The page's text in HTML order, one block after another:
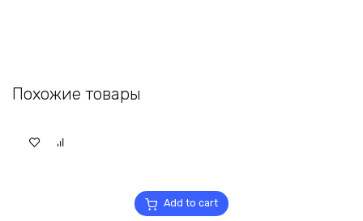
Похожие товары
Add to cart